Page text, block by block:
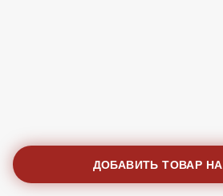
ДОБАВИТЬ ТОВАР НА